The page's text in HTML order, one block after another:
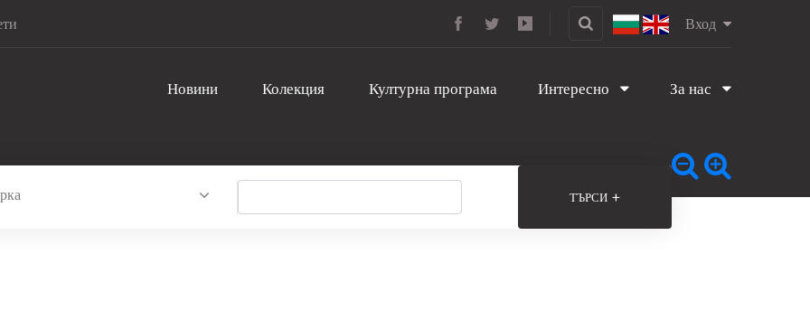
Вход
Новини Колекция Културна програма Интересно За нас
ТЪРСИ +